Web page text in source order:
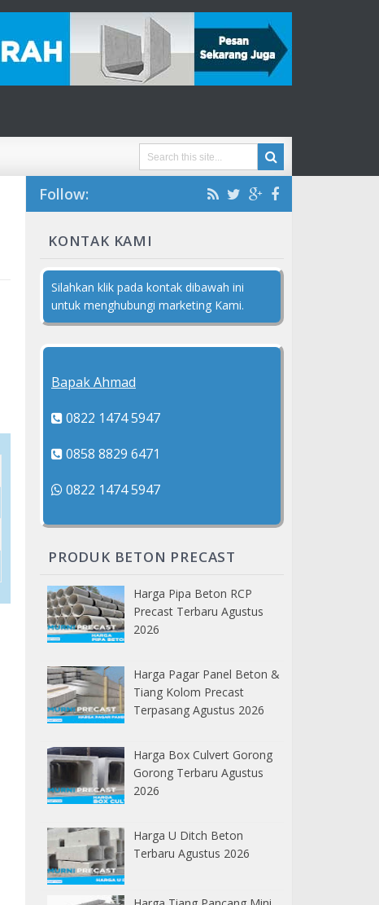
Follow:
KONTAK KAMI
Silahkan klik pada kontak dibawah ini
untuk menghubungi marketing Kami.
Bapak Ahmad
0822 1474 5947
0858 8829 6471
0822 1474 5947
PRODUK BETON PRECAST
Harga Pipa Beton RCP
Precast Terbaru Agustus
2026
Harga Pagar Panel Beton &
Tiang Kolom Precast
Terpasang Agustus 2026
Harga Box Culvert Gorong
Gorong Terbaru Agustus
2026
Harga U Ditch Beton
Terbaru Agustus 2026